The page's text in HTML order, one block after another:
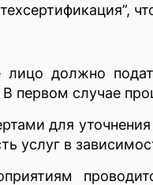
лицо должно
первом случае
для
услуг в